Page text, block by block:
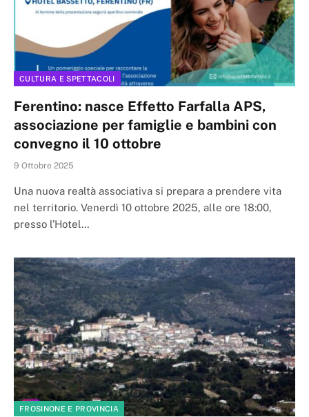
CULTURA E SPETTACOLI
Ferentino: nasce Effetto Farfalla APS,
associazione per famiglie e bambini con
convegno il 10 ottobre
9 Ottobre 2025
Una nuova realtà associativa si prepara a prendere vita
nel territorio. Venerdì 10 ottobre 2025, alle ore 18:00,
presso l’Hotel…
FROSINONE E PROVINCIA